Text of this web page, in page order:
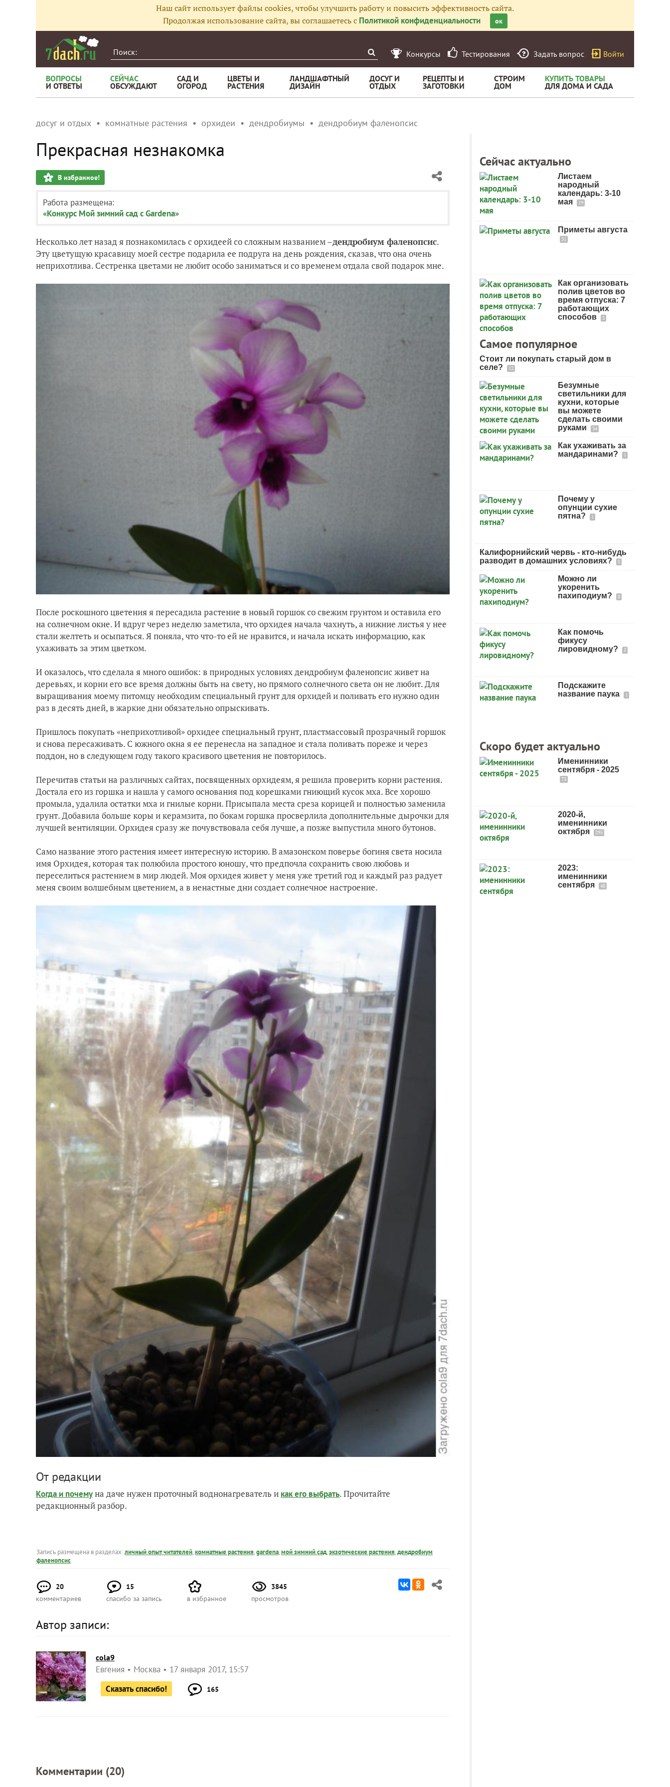
Наш сайт использует файлы cookies, чтобы улучшить работу и повысить эффективность сайта.
Продолжая использование сайта, вы соглашаетесь с Политикой конфиденциальности ок
Конкурсы Тестирования Задать вопрос Войти
ВОПРОСЫ
И ОТВЕТЫ
СЕЙЧАС
ОБСУЖДАЮТ
САД И
ОГОРОД
ЦВЕТЫ И
РАСТЕНИЯ
ЛАНДШАФТНЫЙ
ДИЗАЙН
ДОСУГ И
ОТДЫХ
РЕЦЕПТЫ И
ЗАГОТОВКИ
СТРОИМ
ДОМ
КУПИТЬ ТОВАРЫ
ДЛЯ ДОМА И САДА
досуг и отдых комнатные растения орхидеи дендробиумы дендробиум фаленопсис
Прекрасная незнакомка
В избранное!
Работа размещена:
«Конкурс Мой зимний сад с Gardena»
Несколько лет назад я познакомилась с орхидеей со сложным названием –дендробиум фаленопсис.
Эту цветущую красавицу моей сестре подарила ее подруга на день рождения, сказав, что она очень
неприхотлива. Сестренка цветами не любит особо заниматься и со временем отдала свой подарок мне.
После роскошного цветения я пересадила растение в новый горшок со свежим грунтом и оставила его
на солнечном окне. И вдруг через неделю заметила, что орхидея начала чахнуть, а нижние листья у нее
стали желтеть и осыпаться. Я поняла, что что-то ей не нравится, и начала искать информацию, как
ухаживать за этим цветком.
И оказалось, что сделала я много ошибок: в природных условиях дендробиум фаленопсис живет на
деревьях, и корни его все время должны быть на свету, но прямого солнечного света он не любит. Для
выращивания моему питомцу необходим специальный грунт для орхидей и поливать его нужно один
раз в десять дней, в жаркие дни обязательно опрыскивать.
Пришлось покупать «неприхотливой» орхидее специальный грунт, пластмассовый прозрачный горшок
и снова пересаживать. С южного окна я ее перенесла на западное и стала поливать пореже и через
поддон, но в следующем году такого красивого цветения не повторилось.
Перечитав статьи на различных сайтах, посвященных орхидеям, я решила проверить корни растения.
Достала его из горшка и нашла у самого основания под корешками гниющий кусок мха. Все хорошо
промыла, удалила остатки мха и гнилые корни. Присыпала места среза корицей и полностью заменила
грунт. Добавила больше коры и керамзита, по бокам горшка просверлила дополнительные дырочки для
лучшей вентиляции. Орхидея сразу же почувствовала себя лучше, а позже выпустила много бутонов.
Само название этого растения имеет интересную историю. В амазонском поверье богиня света носила
имя Орхидея, которая так полюбила простого юношу, что предпочла сохранить свою любовь и
переселиться растением в мир людей. Моя орхидея живет у меня уже третий год и каждый раз радует
меня своим волшебным цветением, а в ненастные дни создает солнечное настроение.
От редакции
Когда и почемуна даче нужен проточный воднонагреватель и как его выбрать. Прочитайте
редакционный разбор.
Запись размещена в разделах:личный опыт читателей,комнатные растения,gardena,мой зимний сад,экзотические растения,дендробиум
фаленопсис
20
комментариев
15
спасибо за запись
в избранное
3845
просмотров
Автор записи:
cola9
Евгения Москва
17 января 2017, 15:57
Сказать спасибо!
165
Комментарии (20)
Сейчас актуально
Листаем
народный
календарь: 3-10
мая
19
Приметы августа
31
Как организовать
полив цветов во
время отпуска: 7
работающих
способов
2
Самое популярное
Стоит ли покупать старый дом в
селе?
12
Безумные
светильники для
кухни, которые
вы можете
сделать своими
руками
34
Как ухаживать за
мандаринами?
1
Почему у
опунции сухие
пятна?
1
Калифорнийский червь - кто-нибудь
разводит в домашних условиях?
5
Можно ли
укоренить
пахиподиум?
8
Как помочь
фикусу
лировидному?
5
Подскажите
название паука
1
Скоро будет актуально
Именинники
сентября - 2025
73
2020-й,
именинники
октября
295
2023:
именинники
сентября
48